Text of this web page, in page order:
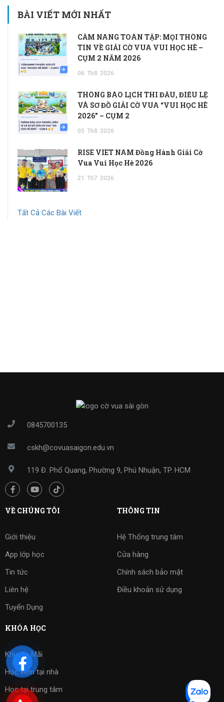
BÀI VIẾT MỚI NHẤT
CẨM NANG TOÀN TẬP: MỌI THÔNG
TIN VỀ GIẢI CỜ VUA VUI HỌC HÈ –
CỤM 2 NĂM 2026
06 Th8 2026
THÔNG BÁO LỊCH THI ĐẤU, ĐIỀU LỆ
VÀ SƠ ĐỒ GIẢI CỜ VUA “VUI HỌC HÈ
2026” – CỤM 2
05 Th8 2026
RISE VIET NAM Đồng Hành Giải Cờ
Vua Vui Học Hè 2026
21 Th7 2026
Tất Cả Các Bài Viết
0845700135
cskh@covuasaigon.edu.vn
119 Đ. Phổ Quang, Phường 9, Phú Nhuận, TP. HCM
VỀ CHÚNG TÔI
Giới thiệu
App lớp học
Tin tức
Liên hệ
Tuyển Dụng
THÔNG TIN
Hệ Thống trung tâm
Cửa hàng
Chính sách bảo mật
Điều khoản sử dụng
KHÓA HỌC
Khuyến Mãi
Học kèm tại nhà
Học tại trung tâm